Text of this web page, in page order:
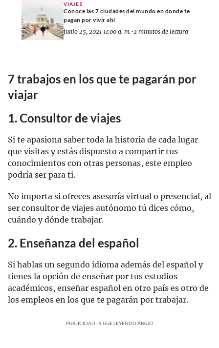
VIAJES
Conoce las 7 ciudades del mundo en donde te
pagan por vivir ahí
junio 25, 2021 11:00 a. m.•2 minutos de lectura
7 trabajos en los que te pagarán por
viajar
1. Consultor de viajes
Si te apasiona saber toda la historia de cada lugar
que visitas y estás dispuesto a compartir tus
conocimientos con otras personas, este empleo
podría ser para ti.
No importa si ofreces asesoría virtual o presencial, al
ser consultor de viajes autónomo tú dices cómo,
cuándo y dónde trabajar.
2. Enseñanza del español
Si hablas un segundo idioma además del español y
tienes la opción de enseñar por tus estudios
académicos, enseñar español en otro país es otro de
los empleos en los que te pagarán por trabajar.
PUBLICIDAD - SIGUE LEYENDO ABAJO